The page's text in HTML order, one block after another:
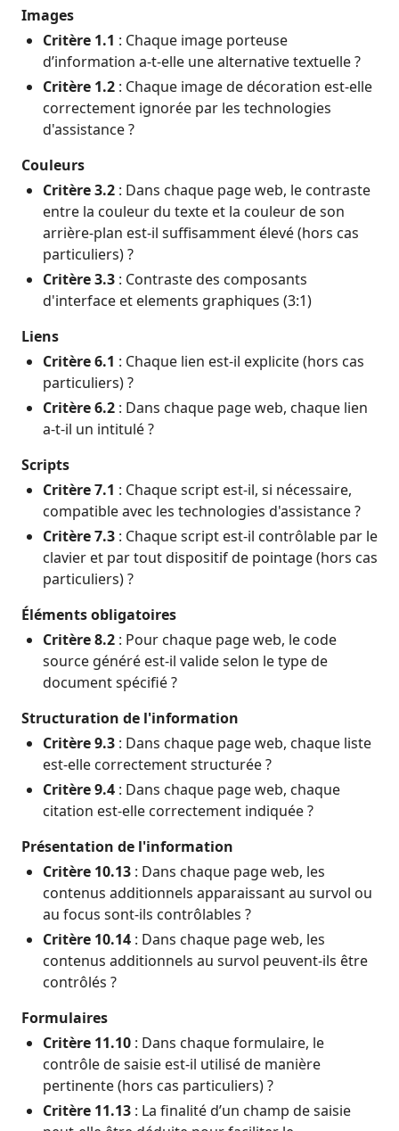
Images
Critère 1.1 : Chaque image porteuse
d’information a-t-elle une alternative textuelle ?
Critère 1.2 : Chaque image de décoration est-elle
correctement ignorée par les technologies
d'assistance ?
Couleurs
Critère 3.2 : Dans chaque page web, le contraste
entre la couleur du texte et la couleur de son
arrière-plan est-il suffisamment élevé (hors cas
particuliers) ?
Critère 3.3 : Contraste des composants
d'interface et elements graphiques (3:1)
Liens
Critère 6.1 : Chaque lien est-il explicite (hors cas
particuliers) ?
Critère 6.2 : Dans chaque page web, chaque lien
a-t-il un intitulé ?
Scripts
Critère 7.1 : Chaque script est-il, si nécessaire,
compatible avec les technologies d'assistance ?
Critère 7.3 : Chaque script est-il contrôlable par le
clavier et par tout dispositif de pointage (hors cas
particuliers) ?
Éléments obligatoires
Critère 8.2 : Pour chaque page web, le code
source généré est-il valide selon le type de
document spécifié ?
Structuration de l'information
Critère 9.3 : Dans chaque page web, chaque liste
est-elle correctement structurée ?
Critère 9.4 : Dans chaque page web, chaque
citation est-elle correctement indiquée ?
Présentation de l'information
Critère 10.13 : Dans chaque page web, les
contenus additionnels apparaissant au survol ou
au focus sont-ils contrôlables ?
Critère 10.14 : Dans chaque page web, les
contenus additionnels au survol peuvent-ils être
contrôlés ?
Formulaires
Critère 11.10 : Dans chaque formulaire, le
contrôle de saisie est-il utilisé de manière
pertinente (hors cas particuliers) ?
Critère 11.13 : La finalité d’un champ de saisie